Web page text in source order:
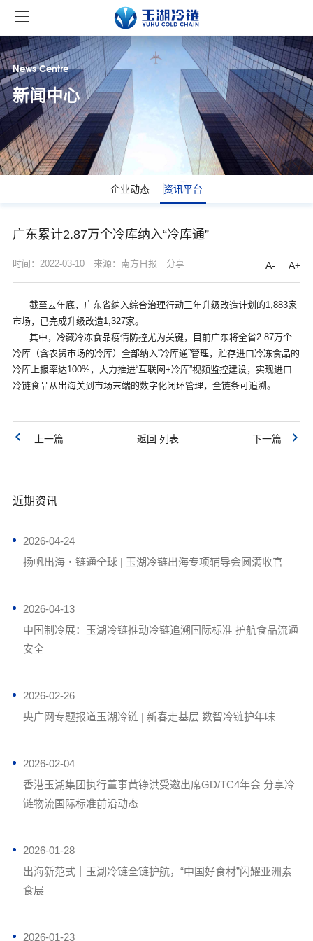
News Centre
新闻中心
企业动态 资讯平台
广东累计2.87万个冷库纳入“冷库通”
时间：2022-03-10 来源：南方日报 分享 A- A+
截至去年底，广东省纳入综合治理行动三年升级改造计划的1,883家
市场，已完成升级改造1,327家。
其中，冷藏冷冻食品疫情防控尤为关键，目前广东将全省2.87万个
冷库（含农贸市场的冷库）全部纳入“冷库通”管理，贮存进口冷冻食品的
冷库上报率达100%，大力推进“互联网+冷库”视频监控建设，实现进口
冷链食品从出海关到市场末端的数字化闭环管理，全链条可追溯。
上一篇 返回 列表 下一篇
近期资讯
2026-04-24
扬帆出海・链通全球 | 玉湖冷链出海专项辅导会圆满收官
2026-04-13
中国制冷展：玉湖冷链推动冷链追溯国际标准 护航食品流通
安全
2026-02-26
央广网专题报道玉湖冷链 | 新春走基层 数智冷链护年味
2026-02-04
香港玉湖集团执行董事黄铮洪受邀出席GD/TC4年会 分享冷
链物流国际标准前沿动态
2026-01-28
出海新范式｜玉湖冷链全链护航，“中国好食材”闪耀亚洲素
食展
2026-01-23